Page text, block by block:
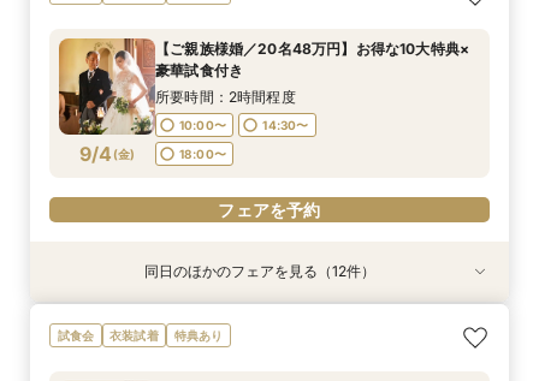
9/3( 木)
華試食付き
10:00〜
18:00〜
フェアを予約
9/3( 木)
華試食付きも
10:00〜
18:00〜
フェアを予約
9/3( 木)
豪華試食付き
10:00〜
18:00〜
フェアを予約
9/3( 木)
数×試食付き
10:00〜
18:00〜
フェアを予約
9/3( 木)
特典×試食付き
10:00〜
18:00〜
フェアを予約
9/3( 木)
×豪華試食
10:00〜
18:00〜
フェアを予約
9/3( 木)
豪華試食
10:00〜
18:00〜
フェアを予約
9/3( 木)
華試食
10:00〜
18:00〜
フェアを予約
9/3( 木)
豪華試食付き
10:00〜
18:00〜
フェアを予約
9/3( 木)
典×豪華試食
10:00〜
14:00〜
16:00〜
18:00〜
9/3( 木)
大特典
18:00〜
フェアを予約
9/3( 木)
10大特典フェア
17:00〜
19:00〜
フェアを予約
9/4 (金)
【ご親族様婚／20名48万円】お得な10大特典×
豪華試食付き
所要時間：2時間程度
10:00〜
14:30〜
18:00〜
フェアを予約
衣装試着 特典あり
【ご家族婚／10名38万円】お得な10大特典×豪
華試食付き
衣装試着 特典あり
【フォト婚／衣裳込13万円】お得な10大特典×豪
華試食付きも
衣装試着 特典あり
【パパママ婚／10名38万円】お得な10大特典×
豪華試食付き
衣装試着 特典あり
【お得な宿泊プレゼントプラン】10大特典×少人
数×試食付き
衣装試着 特典あり
【会費婚／50名様40万円／2部制も可】お得な
特典×試食付き
衣装試着
【和婚＆神社婚／20名48万円】お得な10大特典
×豪華試食
衣装試着 特典あり
【五社神社婚／100万相当がお得に】10大特典×
豪華試食
衣装試着 特典あり
【コスパ婚／30名様100万円OFF】10大特典＆豪
華試食
衣装試着 特典あり
【挙式＋写真婚／25万円から】お得な10大特典×
豪華試食付き
衣装試着 特典あり
【平日見学限定】宿泊プレゼントプラン×10大特
典×豪華試食
衣装試着 特典あり
【オンライン相談OK！】ご自宅で完結相談×10
大特典
衣装試着 特典あり
【仕事帰り×贅沢試食】平日夜のよくばり見学＆
10大特典フェア
同日のほかのフェアを見る（12件）
試食会 衣装試着 特典あり